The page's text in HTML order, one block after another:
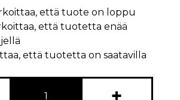
että tuote on loppu
että tuotetta enää
että tuotetta on saatavilla